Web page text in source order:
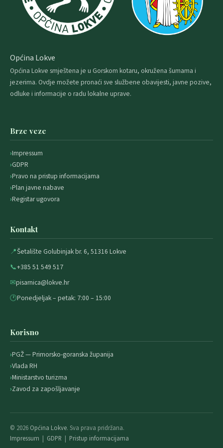
Općina Lokve
Općina Lokve smještena je u Gorskom kotaru, okružena šumama i
jezerima. Ovdje možete pronaći sve službene obavijesti, javne pozive,
odluke i informacije o radu lokalne uprave.
Brze veze
Impressum
GDPR
Pravo na pristup informacijama
Plan javne nabave
Registar ugovora
Kontakt
📍Šetalište Golubinjak br. 6, 51316 Lokve
📞+385 51 549 517
✉pisarnica@lokve.hr
🕐Ponedjeljak – petak: 7:00 – 15:00
Korisno
PGŽ — Primorsko-goranska županija
Vlada RH
Ministarstvo turizma
Zavod za zapošljavanje
© 2026 Općina Lokve. Sva prava pridržana.
Impressum | GDPR | Pristup informacijama